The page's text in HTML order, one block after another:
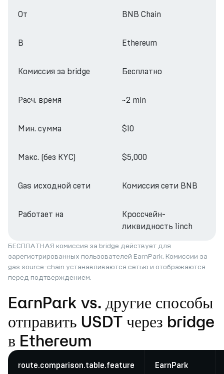
От BNB Chain
В Ethereum
Комиссия за bridge Бесплатно
Расч. время ~2 min
Мин. сумма $10
Макс. (без KYC) $5,000
Gas исходной сети Комиссия сети BNB
Работает на
Кроссчейн-
ликвидность 1inch
БЕСПЛАТНАЯ комиссия за bridge действует для
зарегистрированных пользователей EarnPark. Комиссии за
gas source-chain устанавливаются сетью и отображаются
перед подтверждением.
EarnPark vs. другие способы
отправить USDT через bridge
в Ethereum
route.comparison.table.feature EarnPark